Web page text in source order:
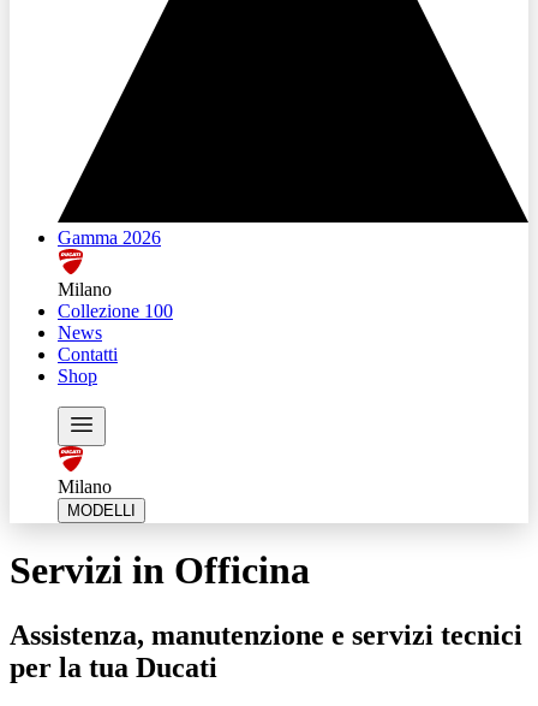
Gamma 2026
Milano
Collezione 100
News
Contatti
Shop
Milano
MODELLI
Servizi in Officina
Assistenza, manutenzione e servizi tecnici
per la tua Ducati